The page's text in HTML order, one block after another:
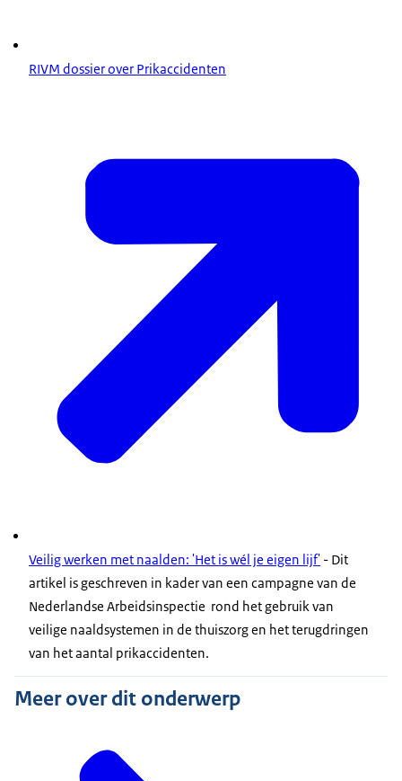
RIVM dossier over Prikaccidenten
Veilig werken met naalden: 'Het is wél je eigen lijf' - Dit
artikel is geschreven in kader van een campagne van de
Nederlandse Arbeidsinspectie rond het gebruik van
veilige naaldsystemen in de thuiszorg en het terugdringen
van het aantal prikaccidenten.
Meer over dit onderwerp